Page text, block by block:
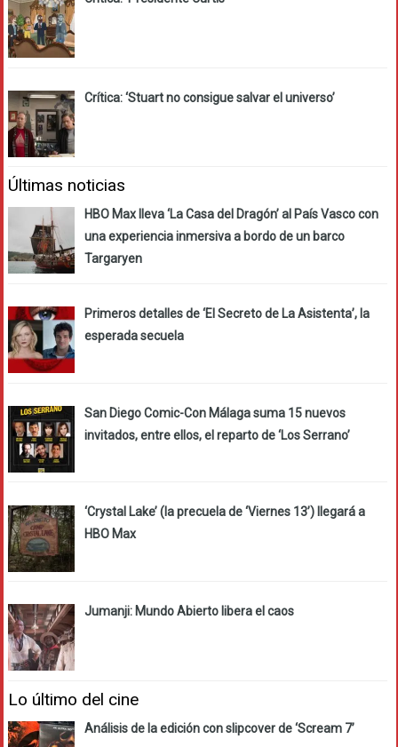
Crítica: ‘Stuart no consigue salvar el universo’
Últimas noticias
HBO Max lleva ‘La Casa del Dragón’ al País Vasco con
una experiencia inmersiva a bordo de un barco
Targaryen
Primeros detalles de ‘El Secreto de La Asistenta’, la
esperada secuela
San Diego Comic-Con Málaga suma 15 nuevos
invitados, entre ellos, el reparto de ‘Los Serrano’
‘Crystal Lake’ (la precuela de ‘Viernes 13’) llegará a
HBO Max
Jumanji: Mundo Abierto libera el caos
Lo último del cine
Análisis de la edición con slipcover de ‘Scream 7’